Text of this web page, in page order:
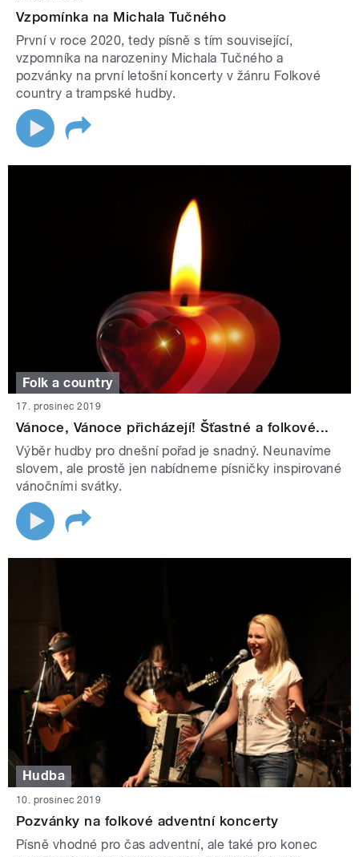
Vzpomínka na Michala Tučného
První v roce 2020, tedy písně s tím související,
vzpomníka na narozeniny Michala Tučného a
pozvánky na první letošní koncerty v žánru Folkové
country a trampské hudby.
Folk a country
17. prosinec 2019
Vánoce, Vánoce přicházejí! Šťastné a folkové...
Výběr hudby pro dnešní pořad je snadný. Neunavíme
slovem, ale prostě jen nabídneme písničky inspirované
vánočními svátky.
Hudba
10. prosinec 2019
Pozvánky na folkové adventní koncerty
Písně vhodné pro čas adventní, ale také pro konec